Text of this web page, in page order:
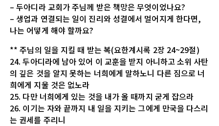
– 두아디라 교회가 주님께 받은 책망은 무엇이었나요?
– 생업과 연결되는 일이 진리와 성결에서 멀어지게 한다면,
나는 어떻게 해야 할까요?
** 주님의 일을 지킬 때 받는 복(요한계시록 2장 24~29절)
24. 두아디라에 남아 있어 이 교훈을 받지 아니하고 소위 사탄
의 깊은 것을 알지 못하는 너희에게 말하노니 다른 짐으로 너
희에게 지울 것은 없노라
25. 다만 너희에게 있는 것을 내가 올 때까지 굳게 잡으라
26. 이기는 자와 끝까지 내 일을 지키는 그에게 만국을 다스리
는 권세를 주리니